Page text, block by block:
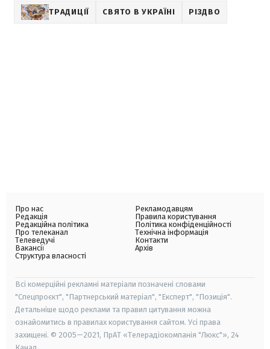
ТРАДИЦІЇ СВЯТО В УКРАЇНІ РІЗДВО
Про нас
Редакція
Редакційна політика
Про телеканал
Телеведучі
Вакансії
Структура власності
Рекламодавцям
Правила користування
Політика конфіденційності
Технічна інформація
Контакти
Архів
Всі комерційні рекламні матеріали позначені словами
"Спецпроєкт", "Партнерський матеріал", "Експерт", "Позиція".
Детальніше щодо реклами та правил цитування можна
ознайомитись в правилах користування сайтом. Усі права
захищені. © 2005—2021, ПрАТ «Телерадіокомпанія "Люкс"», 24